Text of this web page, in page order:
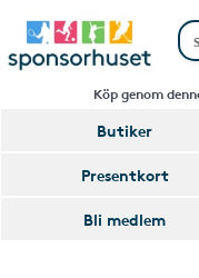
Köp genom
Butiker
Presentkort
Bli medlem